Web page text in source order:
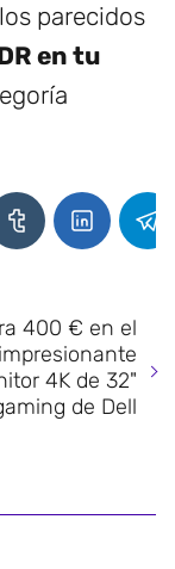
parecidos
en tu
400 € en el
impresionante
4K de 32"
de Dell